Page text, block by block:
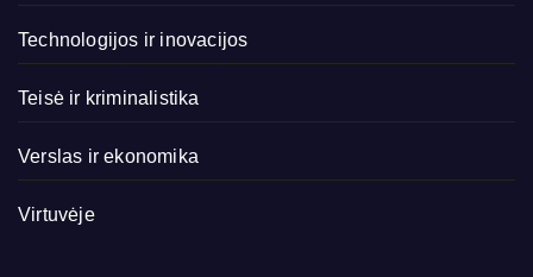
Technologijos ir inovacijos
Teisė ir kriminalistika
Verslas ir ekonomika
Virtuvėje